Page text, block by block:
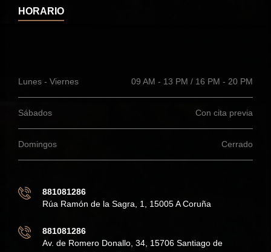
HORARIO
Lunes - Viernes 09 AM - 13 PM / 16 PM - 20 PM
Sábados Con cita previa
Domingos Cerrado
881081286
Rúa Ramón de la Sagra, 1, 15005 A Coruña
881081286
Av. de Romero Donallo, 34, 15706 Santiago de